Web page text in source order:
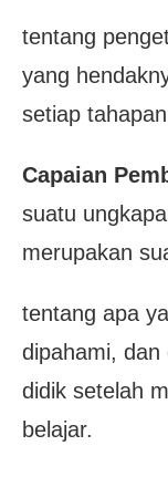
tentang
yang
setiap
Capaian
suatu
merupakan
tentang apa
dipahami, dan
didik setelah
belajar.